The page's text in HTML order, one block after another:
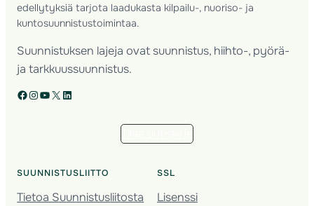
edellytyksiä tarjota laadukasta kilpailu-, nuoriso- ja
kuntosuunnistustoimintaa.
Suunnistuksen lajeja ovat suunnistus, hiihto-, pyörä-
ja tarkkuussuunnistus.
Facebook Instagram YouTube X LinkedIn
SUUNNISTUSLIITTO
Tietoa Suunnistusliitosta
SSL
Lisenssi